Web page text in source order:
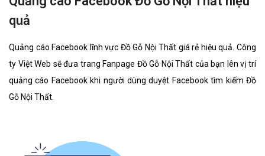
quả
Quảng cáo Facebook lĩnh vực Đồ Gỗ Nội Thất giá rẻ hiệu quả. Công
ty Việt Web sẽ đưa trang Fanpage Đồ Gỗ Nội Thất của bạn lên vị trí
quảng cáo Facebook khi người dùng duyệt Facebook tìm kiếm Đồ
Gỗ Nội Thất.